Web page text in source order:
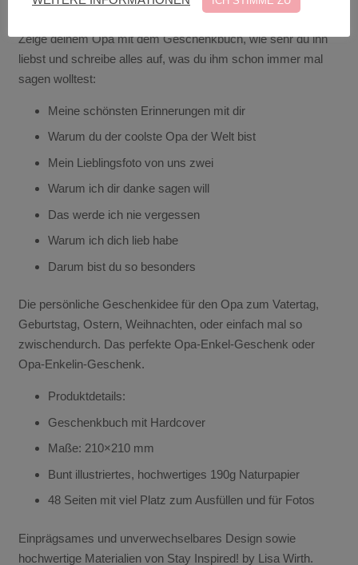
Momente erinnern.
Zeige deinem Opa mit dem Geschenkbuch, wie sehr du ihn
liebst und schreibe alles auf, was du ihm schon immer mal
sagen wolltest:
Meine schönsten Erinnerungen mit dir
Warum du der coolste Opa der Welt bist
Mein Lieblingsfoto von uns zwei
Warum ich dir danke sagen will
Das werde ich nie vergessen
Warum ich dich lieb habe
Darum bist du so besonders
Die persönliche Geschenkidee für den Opa zum Vatertag,
Geburtstag, Ostern, Weihnachten, oder einfach mal so
zwischendurch. Das perfekte Opa-Enkel-Geschenk oder
Opa-Enkelin-Geschenk.
Produktdetails:
Geschenkbuch mit Hardcover
Maße: 210×210 mm
Bunt illustriertes, hochwertiges 190g Naturpapier
48 Seiten mit viel Platz zum Ausfüllen und für Fotos
Einprägsames und unverwechselbares Design sowie
hochwertige Materialien von Stay Inspired! by Lisa Wirth.